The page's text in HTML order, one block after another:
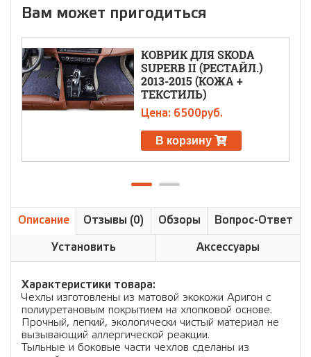
Вам может пригодиться
КОВРИК ДЛЯ SKODA
SUPERB II (РЕСТАЙЛ.)
2013-2015 (КОЖА +
ТЕКСТИЛЬ)
Цена: 6500руб.
В корзину
Описание Отзывы (0) Обзоры Вопрос-Ответ
Установить Аксессуары
Характеристики товара:
Чехлы изготовлены из матовой экокожи Аригон с
полиуретановым покрытием на хлопковой основе.
Прочный, легкий, экологически чистый материал не
вызывающий аллергической реакции.
Тыльные и боковые части чехлов сделаны из